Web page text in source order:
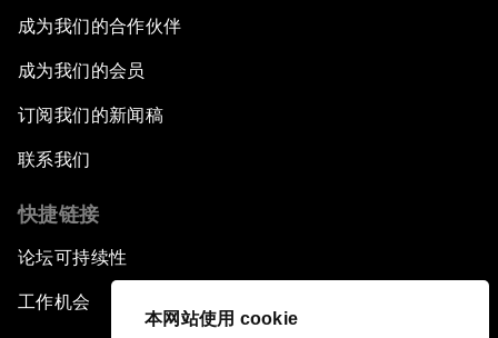
本网站使用 cookie
成为我们的合作伙伴
成为我们的会员
订阅我们的新闻稿
联系我们
快捷链接
论坛可持续性
工作机会